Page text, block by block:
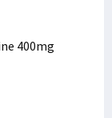
400mg